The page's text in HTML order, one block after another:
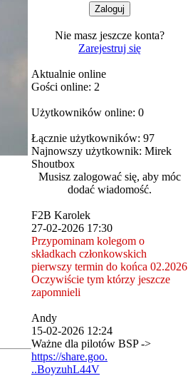
Nie masz jeszcze konta?
Zarejestruj się
Aktualnie online
Gości online: 2
Użytkowników online: 0
Łącznie użytkowników: 97
Najnowszy użytkownik: Mirek
Shoutbox
Musisz zalogować się, aby móc
dodać wiadomość.
F2B Karolek
27-02-2026 17:30
Przypominam kolegom o
składkach członkowskich
pierwszy termin do końca 02.2026
Oczywiście tym którzy jeszcze
zapomnieli
Andy
15-02-2026 12:24
Ważne dla pilotów BSP ->
https://share.goo.
..BoyzuhL44V